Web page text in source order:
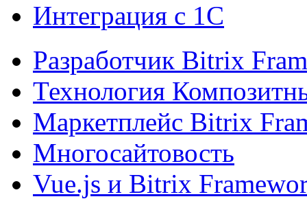
Интеграция с 1С
Разработчик Bitrix
Технология
Маркетплейс Bitrix
Многосайтовость
Vue.js и Bitrix